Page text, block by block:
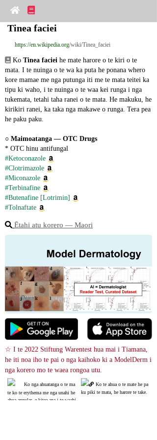
Tinea faciei
https://en.wikipedia.org/wiki/Tinea_faciei
Ko Tinea faciei he mate harore o te kiri o te
mata. I te nuinga o te wa ka puta he ponana whero
kore mamae me nga putunga iti me te mata teitei ka
tipu ki waho, i te nuinga o te waa kei runga i nga
tukemata, tetahi taha ranei o te mata. He makuku, he
kirikiri ranei, ka taka nga makawe o runga. Tera pea
he paku paku.
○ Maimoatanga ― OTC Drugs
* OTC hinu antifungal
#Ketoconazole
#Clotrimazole
#Miconazole
#Terbinafine
#Butenafine [Lotrimin]
#Tolnaftate
Ētahi atu korero ― Maori
☆ I te 2022 Stiftung Warentest hua mai i Tiamana,
he iti noa iho te pai o nga kaihoko ki a ModelDerm i
nga korero mo te waea rongoa utu.
Ko nga ahuatanga o te ma
te ko te erythema me nga unahi he
ahua annular, e kitea ana i te waahi
Ko te ahua o te mate he pa
ku piki te mata, he harore te take.